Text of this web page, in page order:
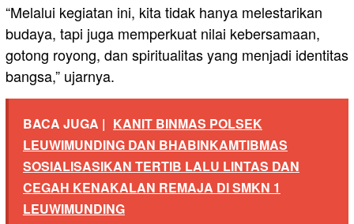
“Melalui kegiatan ini, kita tidak hanya melestarikan
budaya, tapi juga memperkuat nilai kebersamaan,
gotong royong, dan spiritualitas yang menjadi identitas
bangsa,” ujarnya.
BACA JUGA | KANIT BINMAS POLSEK
LEUWIMUNDING DAN BHABINKAMTIBMAS
SOSIALISASIKAN TERTIB LALU LINTAS DAN
CEGAH KENAKALAN REMAJA DI SMKN 1
LEUWIMUNDING